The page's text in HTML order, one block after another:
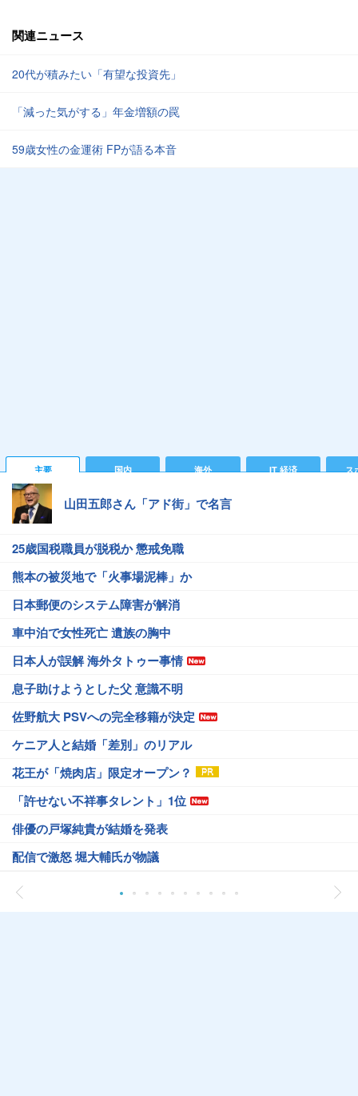
関連ニュース
20代が積みたい「有望な投資先」
「減った気がする」年金増額の罠
59歳女性の金運術 FPが語る本音
主要 国内 海外 IT 経済 ス
山田五郎さん「アド街」で名言
25歳国税職員が脱税か 懲戒免職
熊本の被災地で「火事場泥棒」か
日本郵便のシステム障害が解消
車中泊で女性死亡 遺族の胸中
日本人が誤解 海外タトゥー事情
息子助けようとした父 意識不明
佐野航大 PSVへの完全移籍が決定
ケニア人と結婚「差別」のリアル
花王が「焼肉店」限定オープン？
「許せない不祥事タレント」1位
俳優の戸塚純貴が結婚を発表
配信で激怒 堀大輔氏が物議